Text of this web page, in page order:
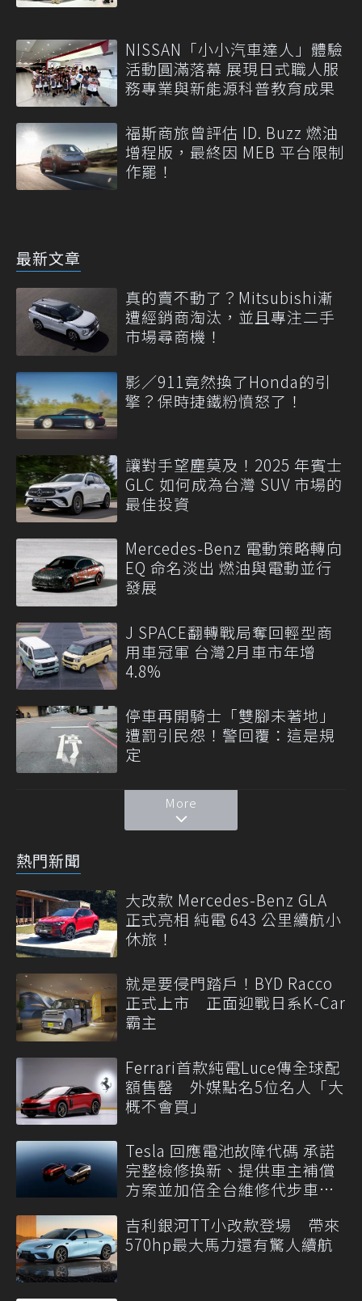
NISSAN「小小汽車達人」體驗
活動圓滿落幕 展現日式職人服
務專業與新能源科普教育成果
福斯商旅曾評估 ID. Buzz 燃油
增程版，最終因 MEB 平台限制
作罷！
最新文章
真的賣不動了？Mitsubishi漸
遭經銷商淘汰，並且專注二手
市場尋商機！
影／911竟然換了Honda的引
擎？保時捷鐵粉憤怒了！
讓對手望塵莫及！2025 年賓士
GLC 如何成為台灣 SUV 市場的
最佳投資
Mercedes-Benz 電動策略轉向
EQ 命名淡出 燃油與電動並行
發展
J SPACE翻轉戰局奪回輕型商
用車冠軍 台灣2月車市年增
4.8%
停車再開騎士「雙腳未著地」
遭罰引民怨！警回覆：這是規
定
More
熱門新聞
大改款 Mercedes-Benz GLA
正式亮相 純電 643 公里續航小
休旅！
就是要侵門踏戶！BYD Racco
正式上市 正面迎戰日系K-Car
霸主
Ferrari首款純電Luce傳全球配
額售罄 外媒點名5位名人「大
概不會買」
Tesla 回應電池故障代碼 承諾
完整檢修換新、提供車主補償
方案並加倍全台維修代步車數
吉利銀河TT小改款登場 帶來
570hp最大馬力還有驚人續航